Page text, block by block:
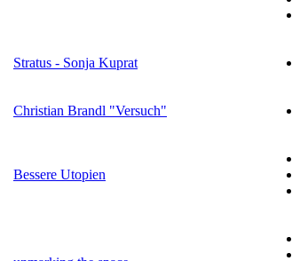
Stratus - Sonja Kuprat
Christian Brandl "Versuch"
Bessere Utopien